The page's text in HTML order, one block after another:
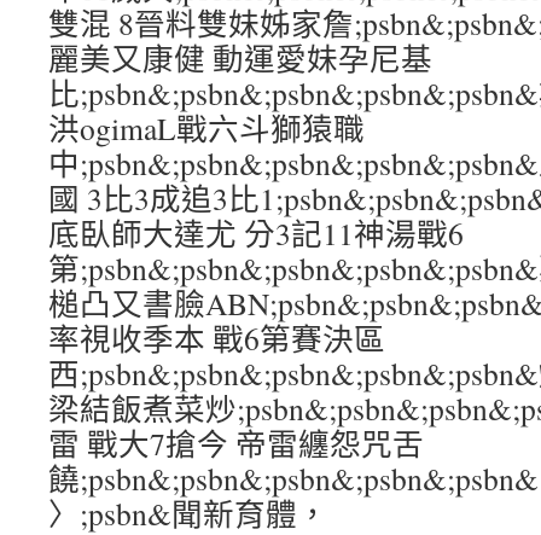
雙混 8晉料雙妹姊家詹
麗美又康健 動運愛妹孕尼基
比
洪ogimaL戰六斗獅猿職
中
國 3比3成追3比
底臥師大達尤 分3記11神湯戰6
第
槌凸又書臉
率視收季本 戰6第賽決區
西
梁結飯煮菜炒
雷 戰大7搶今 帝雷纏怨咒舌
饒;psbn&;psbn&;psbn&;psbn&;psbn&
〉;psbn&聞新育體，